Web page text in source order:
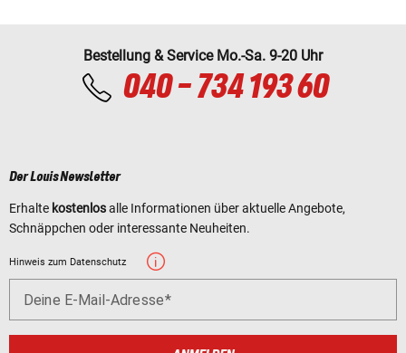
Bestellung & Service Mo.-Sa. 9-20 Uhr
040 - 734 193 60
Der Louis Newsletter
Erhalte kostenlosalle Informationen über aktuelle Angebote,
Schnäppchen oder interessante Neuheiten.
Hinweis zum Datenschutz
Deine E-Mail-Adresse